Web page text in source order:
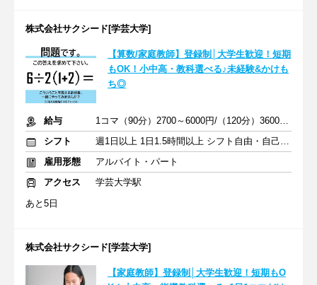
株式会社サクシード[学芸大学]
【算数/家庭教師】登録制│大学生歓迎！短期
もOK！小中高・教科選べる♪未経験&かけも
ち◎
給与
1コマ（90分）2700～6000円/（120分）3600～1万2000円 +交通費
シフト
週1日以上 1日1.5時間以上 シフト自由・自己申告
雇用形態
アルバイト・パート
アクセス
学芸大学駅
あと5日
株式会社サクシード[学芸大学]
【家庭教師】登録制│大学生歓迎！短期もO